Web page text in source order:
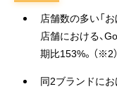
店舗数の多い「
店舗における、
期比153%。（※2）
同2ブランドにお